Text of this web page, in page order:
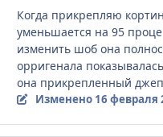
Когда прикрепляю
уменьшается на 95
изменить шоб она
орригенала
она прикрепленный
Изменено 16 февраля